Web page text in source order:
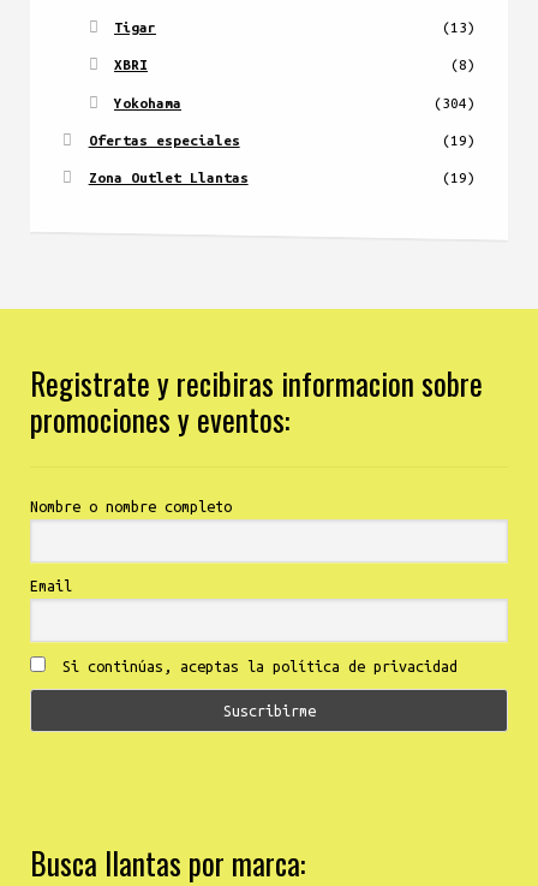
Tigar (13)
XBRI (8)
Yokohama (304)
Ofertas especiales (19)
Zona Outlet Llantas (19)
Registrate y recibiras informacion sobre
promociones y eventos:
Nombre o nombre completo
Email
Si continúas, aceptas la política de privacidad
Busca llantas por marca: